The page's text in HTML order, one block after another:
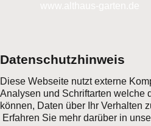
Datenschutzhinweis
Diese Webseite nutzt externe
Analysen und Schriftarten welche
können, Daten über Ihr Verhalten
Erfahren Sie mehr darüber in